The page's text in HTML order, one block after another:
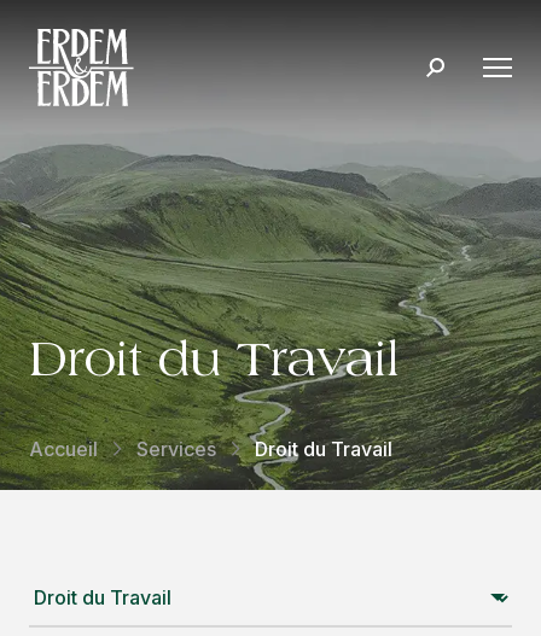
Droit du Travail
Accueil Services Droit du Travail